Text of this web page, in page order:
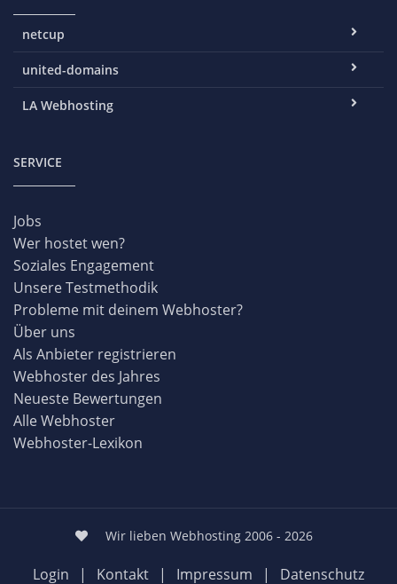
netcup
united-domains
LA Webhosting
SERVICE
Jobs
Wer hostet wen?
Soziales Engagement
Unsere Testmethodik
Probleme mit deinem Webhoster?
Über uns
Als Anbieter registrieren
Webhoster des Jahres
Neueste Bewertungen
Alle Webhoster
Webhoster-Lexikon
Wir lieben Webhosting 2006 - 2026
Login | Kontakt | Impressum | Datenschutz